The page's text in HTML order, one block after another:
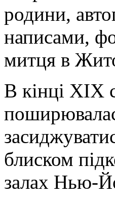
родини,
написами,
митця в
В кінці ХІХ
блиском
залах Нью-